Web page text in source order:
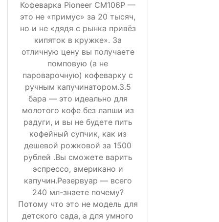
Кофеварка Pioneer CM106P —
это не «примус» за 20 тысяч,
но и не «дядя с рынка привёз
кипяток в кружке». За
отличную цену вы получаете
помповую (а не
пароварочную) кофеварку с
ручным капучинатором.3.5
бара — это идеально для
молотого кофе без лапши из
радуги, и вы не будете пить
кофейный супчик, как из
дешевой рожковой за 1500
рублей .Вы сможете варить
эспрессо, американо и
капучин.Резервуар — всего
240 мл-знаете почему?
Потому что это не модель для
детского сада, а для умного